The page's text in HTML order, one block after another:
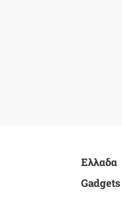
Ελλαδα
Gadgets